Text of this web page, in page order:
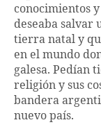
conocimientos
deseaba salvar
tierra natal y
en el mundo
galesa. Pedían
religión y sus
bandera
nuevo país.